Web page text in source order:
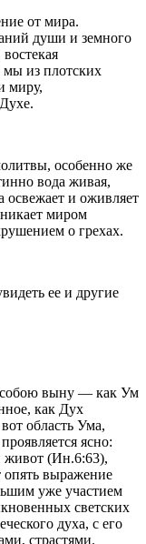
от мира.
души и земного
из плотских
миру,
особенно же
вода живая,
освежает и оживляет
миром
о грехах.
ее и другие
выну — как Ум
как Дух
область Ума,
ясно:
живот (Ин.6:63),
опять выражение
уже участием
светских
духа, с его
страстями.